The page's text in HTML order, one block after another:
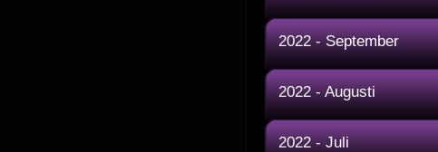
2022 - September
2022 - Augusti
2022 - Juli